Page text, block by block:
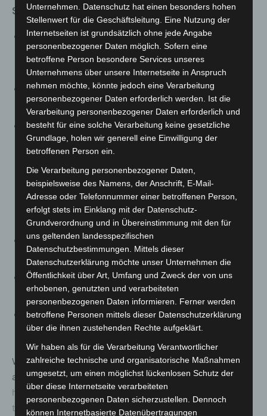
schützen:
Im Zweifel: Wählen Sie immer eigenständig die 110!
Die Leitstelle weiß, wo Einsatzkräfte – auch in zivil –
unterwegs sind.
Lassen Sie sich von angeblichen Amtspersonen, zum
Beispiel Polizisten, den Dienstausweis vorzeigen.
Rufen Sie beim geringsten Zweifel bei der Behörde
an, von der die angebliche Amtsperson kommt.
Suchen Sie die Telefonnummer der Behörde selbst
heraus oder lassen Sie sich diese durch die
Telefonauskunft geben. Wichtig: Lassen Sie den
Besucher währenddessen vor der abgesperrten Tür
warten
Übergeben Sie niemals Geld oder Wertgegenstände
an unbekannte Personen.
Geben Sie am Telefon keine Details zu Ihren
finanziellen Verhältnissen preis.
Lassen Sie sich am Telefon nicht unter Druck setzen.
Legen Sie einfach auf.
Weitere Verhaltenshinweise bei Trickanrufen und
anderen Betrugsmaschen finden Sie unter
https://www.polizei-beratung.de/themen-und-
tipps/betrug/
Unternehmen. Datenschutz hat einen besonders hohen
Stellenwert für die Geschäftsleitung. Eine Nutzung der
Internetseiten ist grundsätzlich ohne jede Angabe
personenbezogener Daten möglich. Sofern eine
betroffene Person besondere Services unseres
Unternehmens über unsere Internetseite in Anspruch
nehmen möchte, könnte jedoch eine Verarbeitung
personenbezogener Daten erforderlich werden. Ist die
Verarbeitung personenbezogener Daten erforderlich und
besteht für eine solche Verarbeitung keine gesetzliche
Grundlage, holen wir generell eine Einwilligung der
betroffenen Person ein.
Die Verarbeitung personenbezogener Daten,
beispielsweise des Namens, der Anschrift, E-Mail-
Adresse oder Telefonnummer einer betroffenen Person,
erfolgt stets im Einklang mit der Datenschutz-
Grundverordnung und in Übereinstimmung mit den für
uns geltenden landesspezifischen
Datenschutzbestimmungen. Mittels dieser
Datenschutzerklärung möchte unser Unternehmen die
Öffentlichkeit über Art, Umfang und Zweck der von uns
erhobenen, genutzten und verarbeiteten
personenbezogenen Daten informieren. Ferner werden
betroffene Personen mittels dieser Datenschutzerklärung
über die ihnen zustehenden Rechte aufgeklärt.
Wir haben als für die Verarbeitung Verantwortlicher
zahlreiche technische und organisatorische Maßnahmen
umgesetzt, um einen möglichst lückenlosen Schutz der
über diese Internetseite verarbeiteten
personenbezogenen Daten sicherzustellen. Dennoch
können Internetbasierte Datenübertragungen